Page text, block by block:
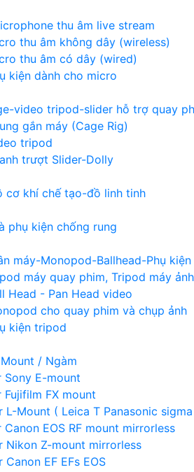
thu âm live stream
thu âm không dây (wireless)
thu âm có dây (wired)
kiện dành cho micro
video tripod-slider hỗ trợ quay
gắn máy (Cage Rig)
tripod
trượt Slider-Dolly
cơ khí chế tạo-đồ linh tinh
phụ kiện chống rung
máy-Monopod-Ballhead-Phụ kiện
máy quay phim, Tripod máy
Head - Pan Head video
cho quay phim và chụp ảnh
kiện tripod
/ Ngàm
Sony E-mount
Fujifilm FX mount
L-Mount ( Leica T Panasonic
EOS RF mount mirrorless
Nikon Z-mount mirrorless
Canon EF EFs EOS